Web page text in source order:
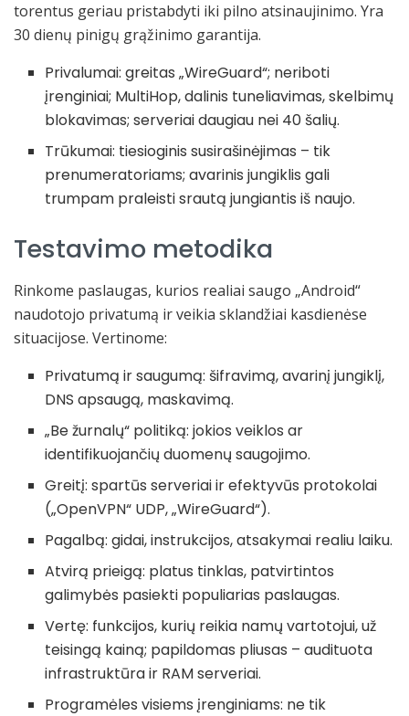
torentus geriau pristabdyti iki pilno atsinaujinimo. Yra
30 dienų pinigų grąžinimo garantija.
Privalumai: greitas „WireGuard“; neriboti
įrenginiai; MultiHop, dalinis tuneliavimas, skelbimų
blokavimas; serveriai daugiau nei 40 šalių.
Trūkumai: tiesioginis susirašinėjimas – tik
prenumeratoriams; avarinis jungiklis gali
trumpam praleisti srautą jungiantis iš naujo.
Testavimo metodika
Rinkome paslaugas, kurios realiai saugo „Android“
naudotojo privatumą ir veikia sklandžiai kasdienėse
situacijose. Vertinome:
Privatumą ir saugumą: šifravimą, avarinį jungiklį,
DNS apsaugą, maskavimą.
„Be žurnalų“ politiką: jokios veiklos ar
identifikuojančių duomenų saugojimo.
Greitį: spartūs serveriai ir efektyvūs protokolai
(„OpenVPN“ UDP, „WireGuard“).
Pagalbą: gidai, instrukcijos, atsakymai realiu laiku.
Atvirą prieigą: platus tinklas, patvirtintos
galimybės pasiekti populiarias paslaugas.
Vertę: funkcijos, kurių reikia namų vartotojui, už
teisingą kainą; papildomas pliusas – audituota
infrastruktūra ir RAM serveriai.
Programėles visiems įrenginiams: ne tik